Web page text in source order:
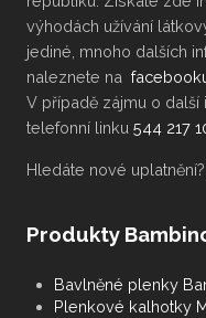
výhodách užívání
jediné, mnoho dalších
naleznete na
V případě zájmu o
telefonní linku 544 217
Hledáte nové uplatnění?
Produkty
Bavlněné plenky
Plenkové kalhotky